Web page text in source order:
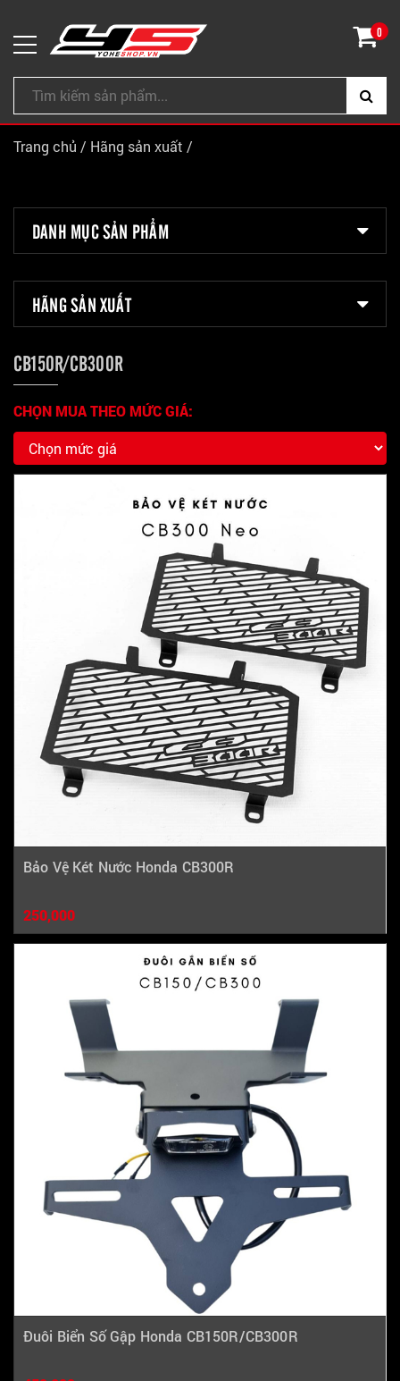
0
Trang chủ / Hãng sản xuất /
DANH MỤC SẢN PHẨM
HÃNG SẢN XUẤT
CB150R/CB300R
CHỌN MUA THEO MỨC GIÁ:
Bảo Vệ Két Nước Honda CB300R
250,000
Đuôi Biển Số Gập Honda CB150R/CB300R